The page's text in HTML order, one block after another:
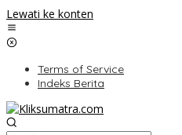
Lewati ke konten
Terms of Service
Indeks Berita